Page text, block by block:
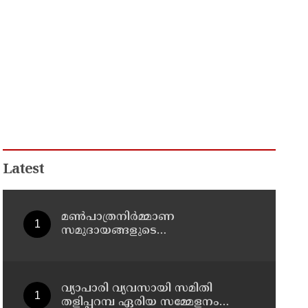
Latest
മൺപാത്രനിർമ്മാണ
സമുദായങ്ങളുടെ
വ്യാപാരി വ്യവസായി സമിതി
തളിപ്പറമ്പ ഏരിയ സമ്മേളനം